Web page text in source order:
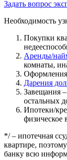
Задать вопрос
Необходимость
Покупки
Аренды/
комнаты,
Дарения
Завещания
остальных
Ипотеки/
физическое
*/ – ипотечная
квартире,
банку всю